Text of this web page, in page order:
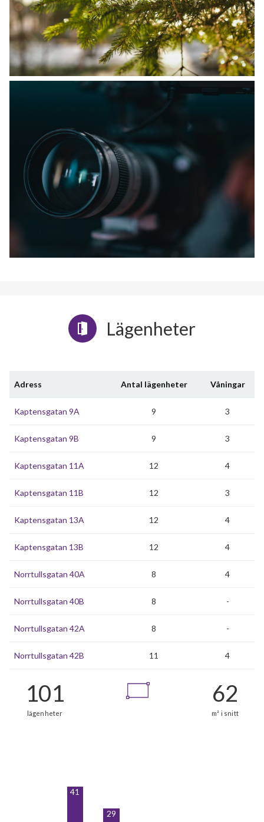
Lägenheter
Adress Antal lägenheter Våningar
Kaptensgatan 9A 9 3
Kaptensgatan 9B 9 3
Kaptensgatan 11A 12 4
Kaptensgatan 11B 12 3
Kaptensgatan 13A 12 4
Kaptensgatan 13B 12 4
Norrtullsgatan 40A 8 4
Norrtullsgatan 40B 8 -
Norrtullsgatan 42A 8 -
Norrtullsgatan 42B 11 4
41
29